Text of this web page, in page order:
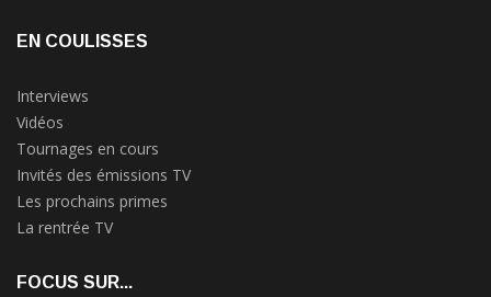
EN COULISSES
Interviews
Vidéos
Tournages en cours
Invités des émissions TV
Les prochains primes
La rentrée TV
FOCUS SUR...